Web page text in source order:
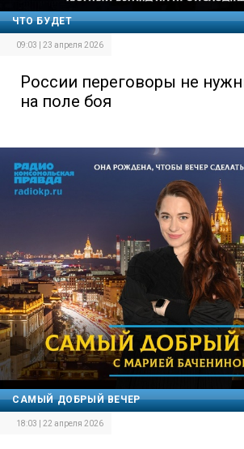
ЧТО БУДЕТ
09:03 | 23 апреля 2026
России переговоры не
на поле боя
САМЫЙ ДОБРЫЙ ВЕЧЕР
18:03 | 22 апреля 2026